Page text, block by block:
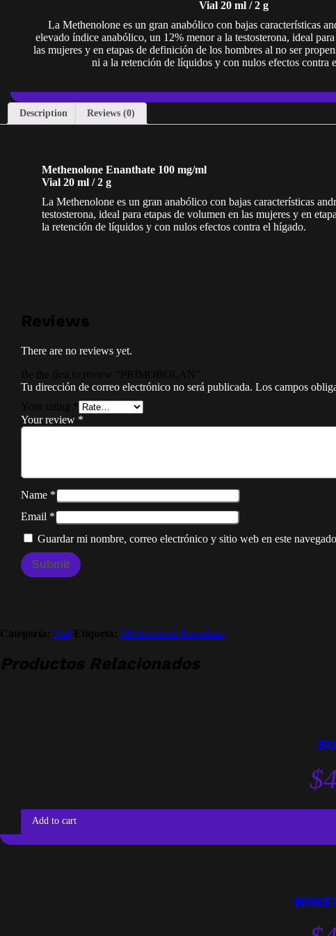
Vial 20 ml / 2 g
La Methenolone es un gran anabólico con bajas características
elevado índice anabólico, un 12% menor a la testosterona, ideal
las mujeres y en etapas de definición de los hombres al no ser
ni a la retención de líquidos y con nulos efectos contra
Description Reviews (0)
Methenolone Enanthate 100 mg/ml
Vial 20 ml / 2 g
La Methenolone es un gran anabólico con bajas características
testosterona, ideal para etapas de volumen en las mujeres y en
la retención de líquidos y con nulos efectos contra el hígado.
There are no reviews yet.
Tu dirección de correo electrónico no será publicada. Los campos
Your review *
Name *
Email *
Guardar mi nombre, correo electrónico y sitio web en este
Vial Methenolone Enanthate
Add to cart
$